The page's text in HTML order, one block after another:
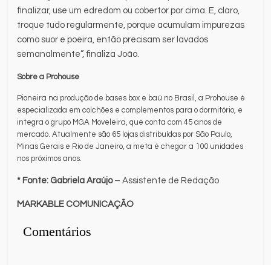
finalizar, use um edredom ou cobertor por cima. E, claro,
troque tudo regularmente, porque acumulam impurezas
como suor e poeira, então precisam ser lavados
semanalmente”, finaliza João.
Sobre a Prohouse
Pioneira na produção de bases box e baú no Brasil, a Prohouse é
especializada em colchões e complementos para o dormitório, e
integra o grupo MGA Moveleira, que conta com 45 anos de
mercado. Atualmente são 65 lojas distribuídas por São Paulo,
Minas Gerais e Rio de Janeiro, a meta é chegar a 100 unidades
nos próximos anos.
* Fonte: Gabriela Araújo– Assistente de Redação
MARKABLE COMUNICAÇÃO
Comentários